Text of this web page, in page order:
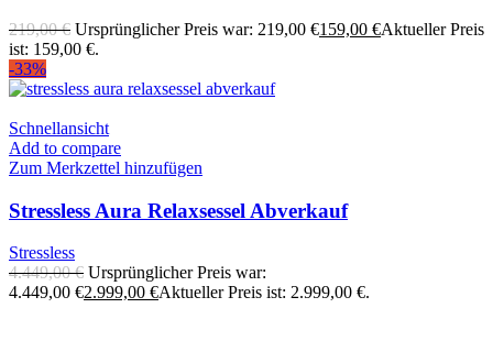
219,00€ Ursprünglicher Preis war: 219,00 €159,00 €Aktueller Preis
ist: 159,00 €.
-33%
Schnellansicht
Add to compare
Zum Merkzettel hinzufügen
Stressless Aura Relaxsessel Abverkauf
Stressless
4.449,00€ Ursprünglicher Preis war:
4.449,00 €2.999,00 €Aktueller Preis ist: 2.999,00 €.